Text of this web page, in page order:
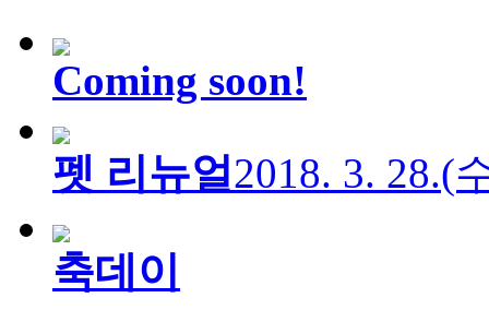
Coming soon!
펫 리뉴얼2018. 3. 28.(
축데이